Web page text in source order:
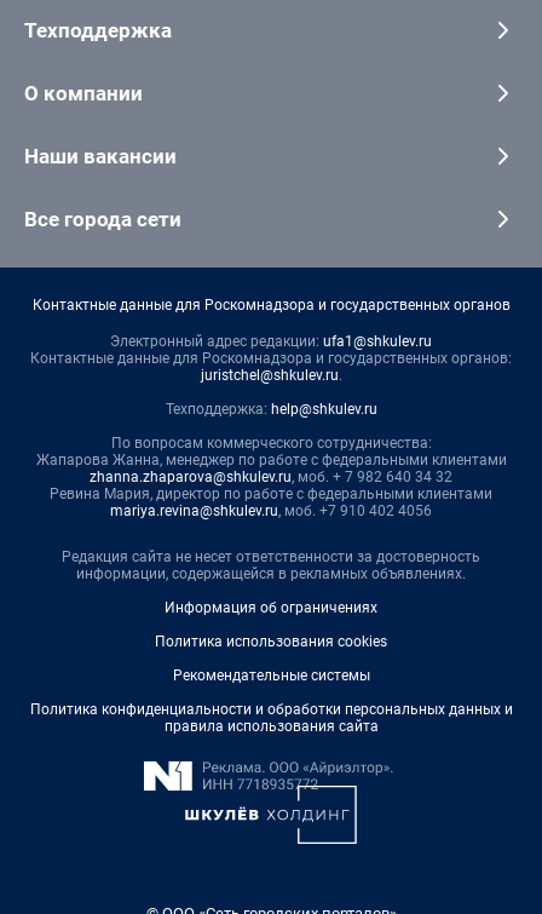
Техподдержка
О компании
Наши вакансии
Все города сети
Контактные данные для Роскомнадзора и государственных органов
Электронный адрес редакции: ufa1@shkulev.ru
Контактные данные для Роскомнадзора и государственных органов:
juristchel@shkulev.ru.
Техподдержка: help@shkulev.ru
По вопросам коммерческого сотрудничества:
Жапарова Жанна, менеджер по работе с федеральными клиентами
zhanna.zhaparova@shkulev.ru, моб. + 7 982 640 34 32
Ревина Мария, директор по работе с федеральными клиентами
mariya.revina@shkulev.ru, моб. +7 910 402 4056
Редакция сайта не несет ответственности за достоверность
информации, содержащейся в рекламных объявлениях.
Информация об ограничениях
Политика использования cookies
Рекомендательные системы
Политика конфиденциальности и обработки персональных данных и
правила использования сайта